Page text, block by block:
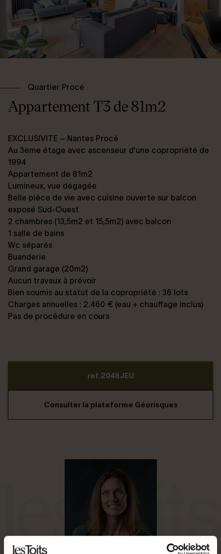
Quartier Procé
Appartement T3 de 81m2
EXCLUSIVITE – Nantes Procé
Au 3ème étage avec ascenseur d’une copropriété de
1994
Appartement de 81m2
Lumineux, vue dégagée
Belle pièce de vie avec cuisine ouverte sur balcon
exposé Sud-Ouest
2 chambres (13,5m2 et 15,5m2) avec balcon
1 salle de bains
Wc séparés
Buanderie
Grand garage (20m2)
Aucun travaux à prévoir
Bien soumis au statut de la copropriété : 36 lots
Charges annuelles : 2.460 € (eau + chauffage inclus)
Pas de procédure en cours
ref.2048JEU
Consulter la plateforme Géorisques